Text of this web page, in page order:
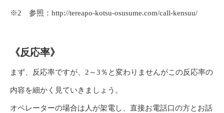
※2 参照：http://tereapo-kotsu-osusume.com/call-kensuu/
《反応率》
まず、反応率ですが、2～3％と変わりませんがこの反応率の
内容を細かく見ていきましょう。
オペレーターの場合は人が架電し、直接お電話口の方とお話